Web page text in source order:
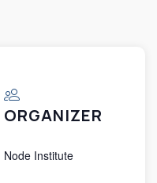
ORGANIZER
Node Institute